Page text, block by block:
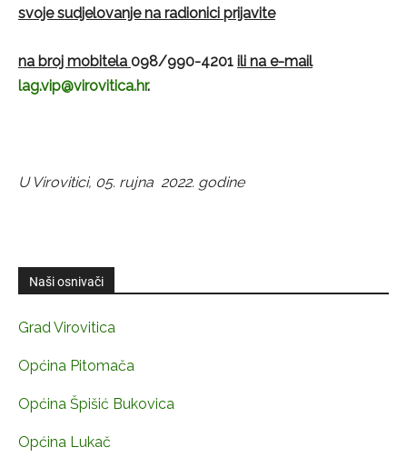
svoje sudjelovanje na radionici prijavite
na broj mobitela 098/990-4201 ili na e-mail
lag.vip@virovitica.hr.
U Virovitici, 05. rujna 2022. godine
Naši osnivači
Grad Virovitica
Općina Pitomača
Općina Špišić Bukovica
Općina Lukač